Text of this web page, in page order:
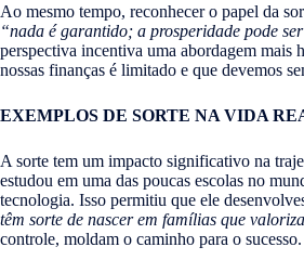
Ao mesmo tempo, reconhecer o papel da
“nada é garantido; a prosperidade pode
perspectiva incentiva uma abordagem mais
nossas finanças é limitado e que devemos
EXEMPLOS DE SORTE NA VIDA
A sorte tem um impacto significativo na
estudou em uma das poucas escolas no
tecnologia. Isso permitiu que ele
têm sorte de nascer em famílias que
controle, moldam o caminho para o sucesso.